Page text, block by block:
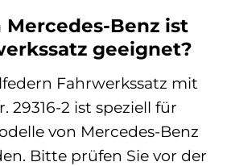
Benz ist
geeignet?
Fahrwerkssatz mit
29316-2 ist speziell für
von Mercedes-Benz
Bitte prüfen Sie vor der